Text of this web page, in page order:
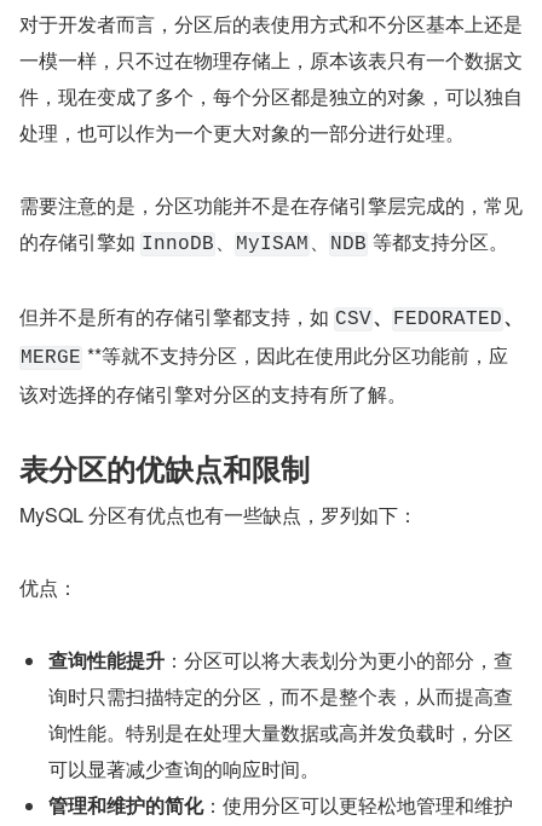
对于开发者而言，分区后的表使用方式和不分区基本上还是
一模一样，只不过在物理存储上，原本该表只有一个数据文
件，现在变成了多个，每个分区都是独立的对象，可以独自
处理，也可以作为一个更大对象的一部分进行处理。
需要注意的是，分区功能并不是在存储引擎层完成的，常见
的存储引擎如 InnoDB 、 MyISAM 、 NDB 等都支持分区。
但并不是所有的存储引擎都支持，如 CSV、 FEDORATED、
MERGE **等就不支持分区，因此在使用此分区功能前，应
该对选择的存储引擎对分区的支持有所了解。
表分区的优缺点和限制
MySQL 分区有优点也有一些缺点，罗列如下：
优点：
查询性能提升 ：分区可以将大表划分为更小的部分，查
询时只需扫描特定的分区，而不是整个表，从而提高查
询性能。特别是在处理大量数据或高并发负载时，分区
可以显著减少查询的响应时间。
管理和维护的简化：使用分区可以更轻松地管理和维护